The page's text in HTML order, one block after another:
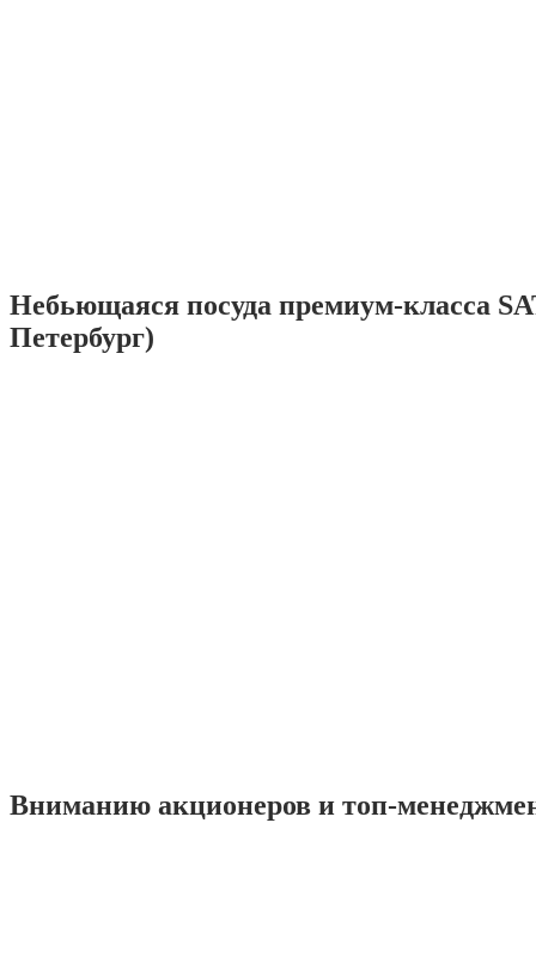
Небьющаяся посуда премиум-класса
Петербург)
Вниманию акционеров и топ-